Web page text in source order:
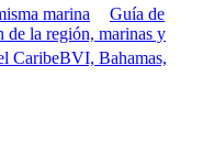
marina
Guía de
de la región, marinas y
CaribeBVI, Bahamas,